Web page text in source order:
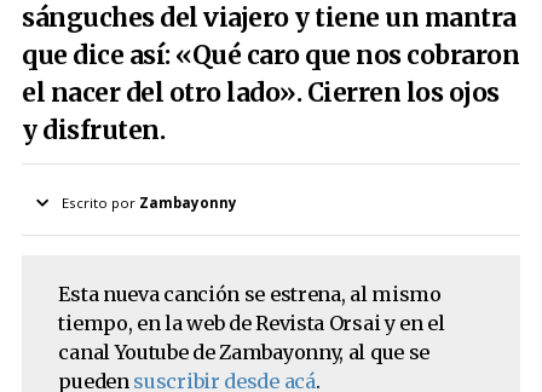
sánguches del viajero y tiene un mantra
que dice así: «Qué caro que nos cobraron
el nacer del otro lado». Cierren los ojos
y disfruten.
Escrito por Zambayonny
Esta nueva canción se estrena, al mismo
tiempo, en la web de Revista Orsai y en el
canal Youtube de Zambayonny, al que se
pueden suscribir desde acá.